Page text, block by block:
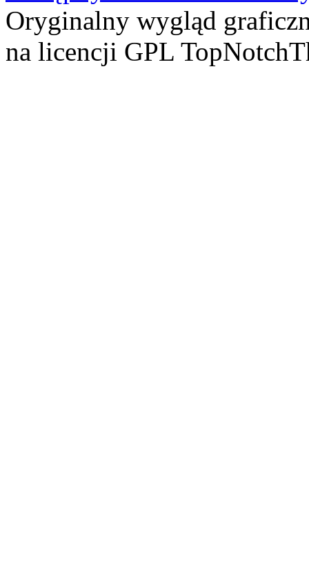
Oryginalny wygląd
na licencji GPL